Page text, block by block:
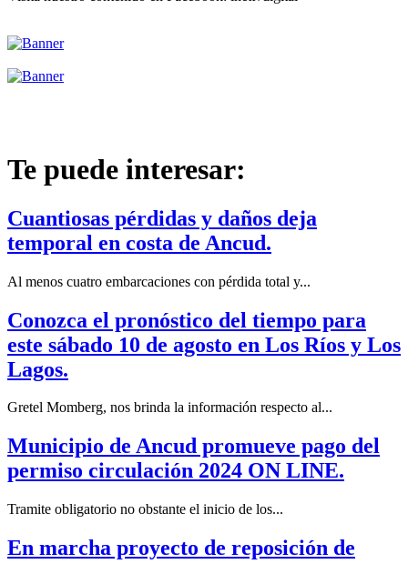
Te puede interesar:
Cuantiosas pérdidas y daños deja
temporal en costa de Ancud.
Al menos cuatro embarcaciones con pérdida total y...
Conozca el pronóstico del tiempo para
este sábado 10 de agosto en Los Ríos y Los
Lagos.
Gretel Momberg, nos brinda la información respecto al...
Municipio de Ancud promueve pago del
permiso circulación 2024 ON LINE.
Tramite obligatorio no obstante el inicio de los...
En marcha proyecto de reposición de